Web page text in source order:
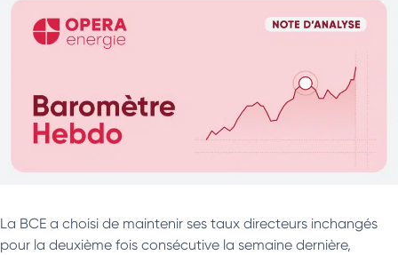
La BCE a choisi de maintenir ses taux directeurs inchangés
pour la deuxième fois consécutive la semaine dernière,